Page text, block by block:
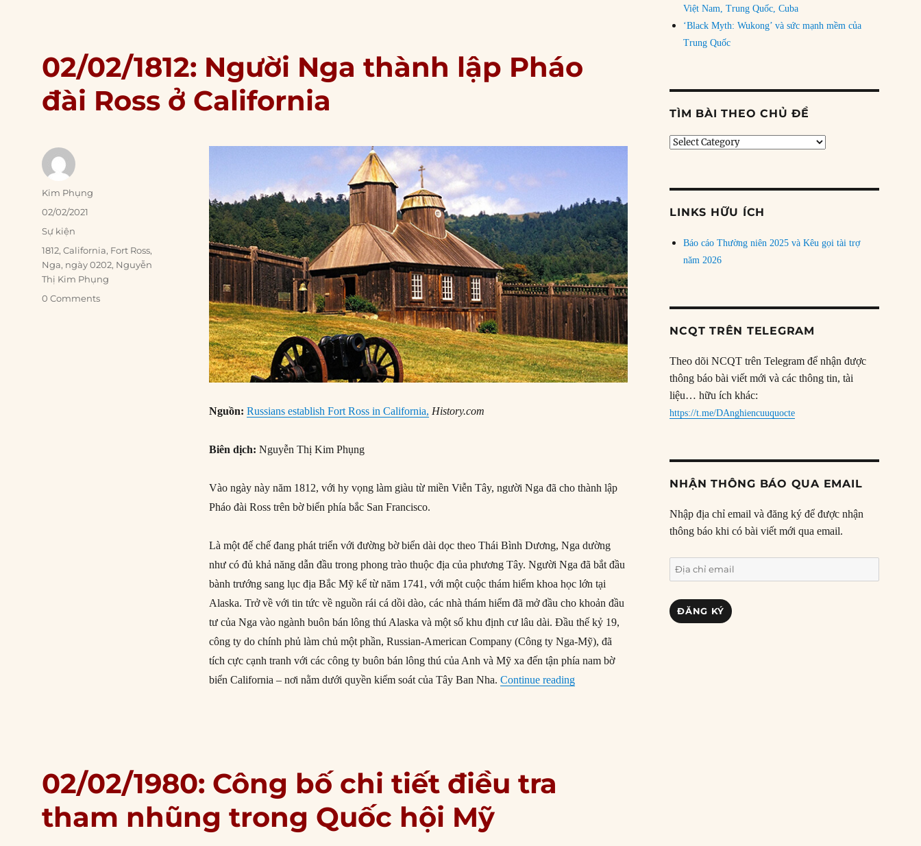
02/02/1812: Người Nga thành lập Pháo
đài Ross ở California
Nguồn: Russians establish Fort Ross in California, History.com
Biên dịch: Nguyễn Thị Kim Phụng
Vào ngày này năm 1812, với hy vọng làm giàu từ miền Viễn Tây, người Nga đã cho thành lập
Pháo đài Ross trên bờ biển phía bắc San Francisco.
Là một đế chế đang phát triển với đường bờ biển dài dọc theo Thái Bình Dương, Nga dường
như có đủ khả năng dẫn đầu trong phong trào thuộc địa của phương Tây. Người Nga đã bắt đầu
bành trướng sang lục địa Bắc Mỹ kể từ năm 1741, với một cuộc thám hiểm khoa học lớn tại
Alaska. Trở về với tin tức về nguồn rái cá dồi dào, các nhà thám hiểm đã mở đầu cho khoản đầu
tư của Nga vào ngành buôn bán lông thú Alaska và một số khu định cư lâu dài. Đầu thế kỷ 19,
công ty do chính phủ làm chủ một phần, Russian-American Company (Công ty Nga-Mỹ), đã
tích cực cạnh tranh với các công ty buôn bán lông thú của Anh và Mỹ xa đến tận phía nam bờ
biển California – nơi nằm dưới quyền kiểm soát của Tây Ban Nha.Continue reading“02/02/1812: Người Nga thành lập Pháo đài Ross ở California”
Author
Kim Phụng
Posted
02/02/2021
Categories
Sự kiện
Tags
1812,California, Fort Ross,
Nga, ngày 0202, Nguyễn
Thị Kim Phụng
0 Comments
02/02/1980: Công bố chi tiết điều tra
tham nhũng trong Quốc hội Mỹ
Việt Nam, Trung Quốc, Cuba
‘Black Myth: Wukong’ và sức mạnh mềm của
Trung Quốc
TÌM BÀI THEO CHỦ ĐỀ
Tìm
chủ
LINKS HỮU ÍCH
Báo cáo Thường niên 2025 và Kêu gọi tài trợ
năm 2026
NCQT TRÊN TELEGRAM
Theo dõi NCQT trên Telegram để nhận được
thông báo bài viết mới và các thông tin, tài
liệu… hữu ích khác:
https://t.me/DAnghiencuuquocte
NHẬN THÔNG BÁO QUA EMAIL
Nhập địa chỉ email và đăng ký để được nhận
thông báo khi có bài viết mới qua email.
Địa
chỉ
email
ĐĂNG KÝ